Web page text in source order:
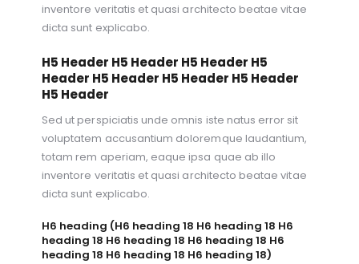
inventore veritatis et quasi architecto beatae vitae
dicta sunt explicabo.
H5 Header H5 Header H5 Header H5
Header H5 Header H5 Header H5 Header
H5 Header
Sed ut perspiciatis unde omnis iste natus error sit
voluptatem accusantium doloremque laudantium,
totam rem aperiam, eaque ipsa quae ab illo
inventore veritatis et quasi architecto beatae vitae
dicta sunt explicabo.
H6 heading (H6 heading 18 H6 heading 18 H6
heading 18 H6 heading 18 H6 heading 18 H6
heading 18 H6 heading 18 H6 heading 18)